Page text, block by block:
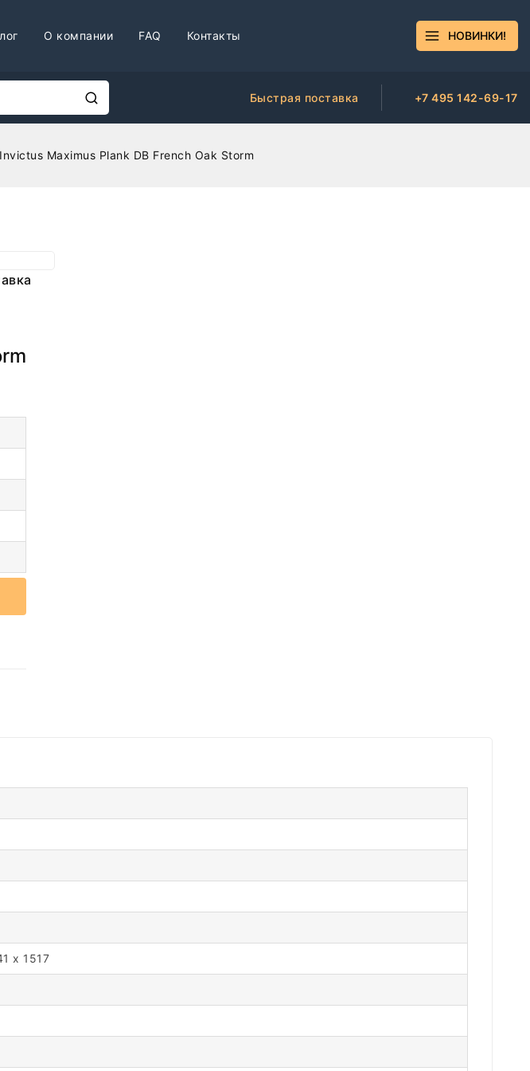
О компании FAQ Контакты НОВИНКИ!
Быстрая поставка +7 495 142-69-17
Maximus Plank DB French Oak Storm
x 1517